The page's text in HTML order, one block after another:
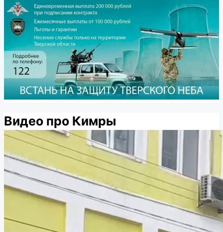
Видео про Кимры